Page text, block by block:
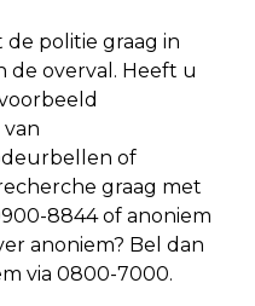
politie graag in
overval. Heeft u
of
graag met
8844 of anoniem
anoniem? Bel dan
via 0800-7000.